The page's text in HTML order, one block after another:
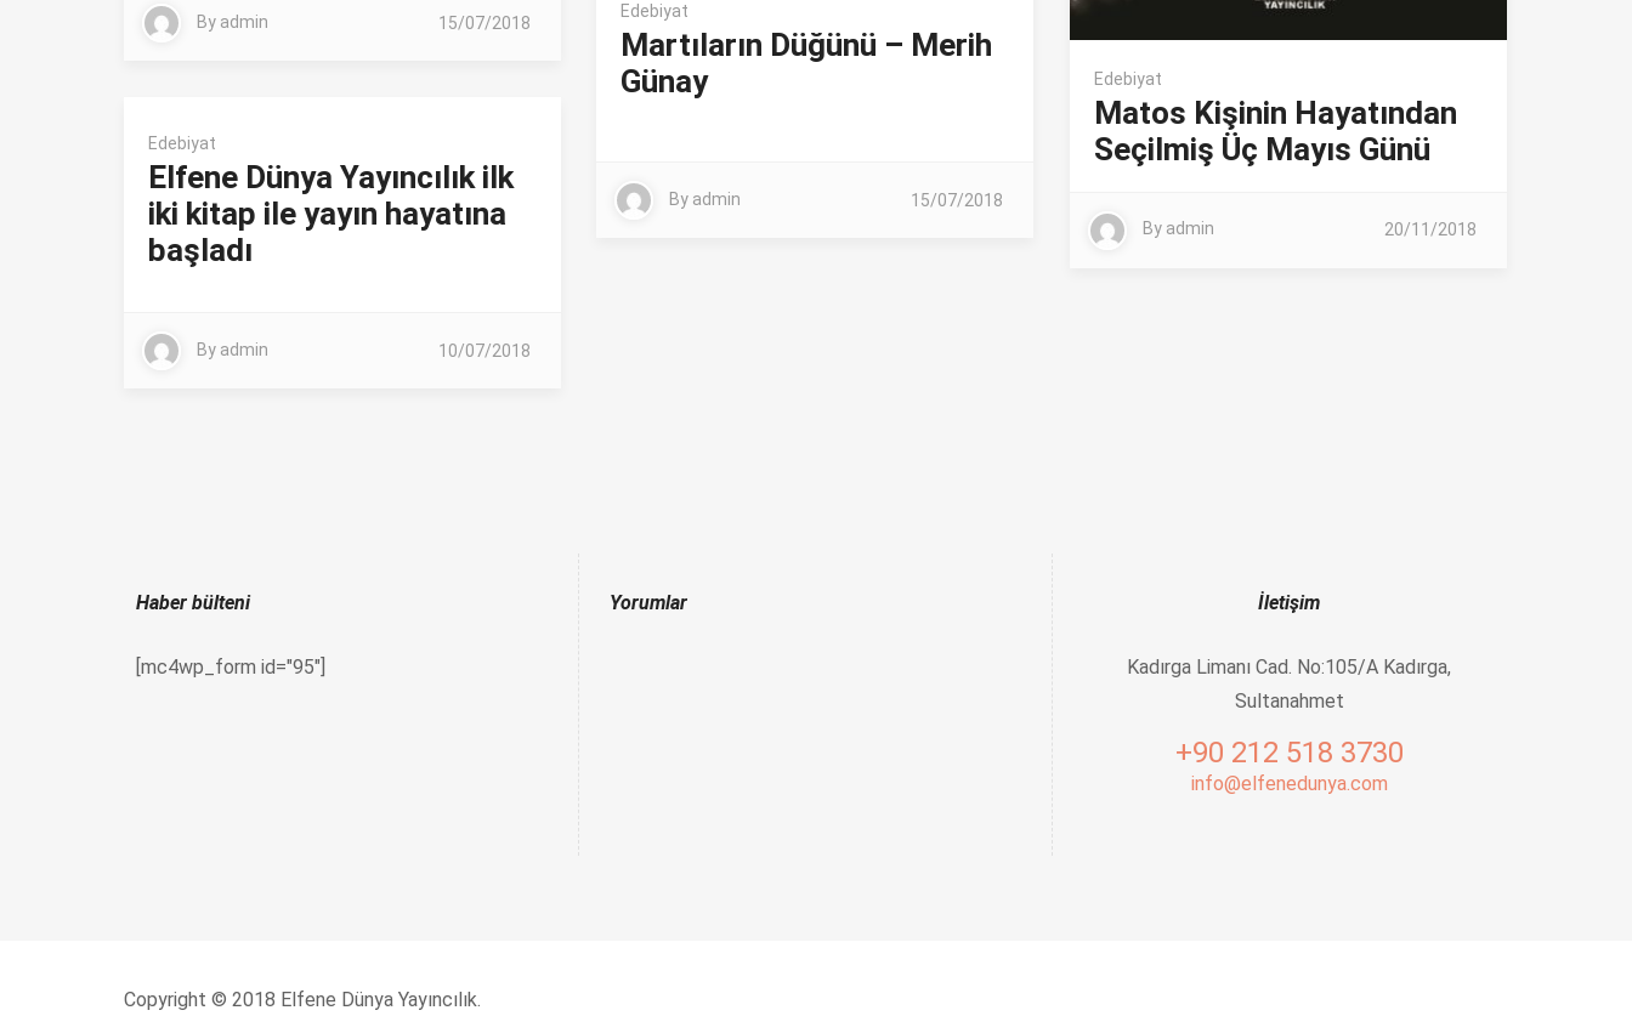
Edebiyat
Matos Kişinin Hayatından
Seçilmiş Üç Mayıs Günü
By admin 20/11/2018
By admin 15/07/2018
Edebiyat
Martıların Düğünü – Merih
Günay
By admin 15/07/2018
Edebiyat
Elfene Dünya Yayıncılık ilk
iki kitap ile yayın hayatına
başladı
By admin 10/07/2018
Haber bülteni
[mc4wp_form id="95"]
Yorumlar İletişim
Kadırga Limanı Cad. No:105/A Kadırga,
Sultanahmet
+90 212 518 3730
info@elfenedunya.com
Copyright © 2018 Elfene Dünya Yayıncılık.